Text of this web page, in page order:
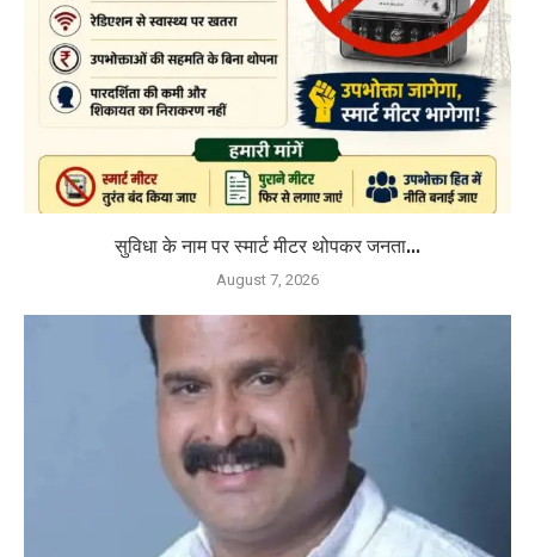
सुविधा के नाम पर स्मार्ट मीटर थोपकर जनता...
August 7, 2026